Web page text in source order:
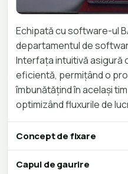
Echipată cu software-ul
departamentul de
Interfața intuitivă asigură
eficientă, permițând o
îmbunătățind în același
optimizând fluxurile de
Concept de fixare
Capul de gaurire